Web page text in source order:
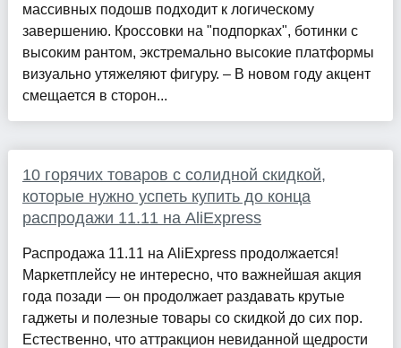
массивных подошв подходит к логическому
завершению. Кроссовки на "подпорках", ботинки с
высоким рантом, экстремально высокие платформы
визуально утяжеляют фигуру. – В новом году акцент
смещается в сторон...
10 горячих товаров с солидной скидкой,
которые нужно успеть купить до конца
распродажи 11.11 на AliExpress
Распродажа 11.11 на AliExpress продолжается!
Маркетплейсу не интересно, что важнейшая акция
года позади — он продолжает раздавать крутые
гаджеты и полезные товары со скидкой до сих пор.
Естественно, что аттракцион невиданной щедрости